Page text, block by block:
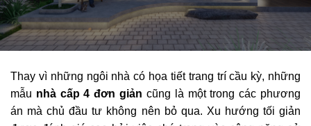
Thay vì những ngôi nhà có họa tiết trang trí cầu kỳ, những
mẫu nhà cấp 4 đơn giản cũng là một trong các phương
án mà chủ đầu tư không nên bỏ qua. Xu hướng tối giản